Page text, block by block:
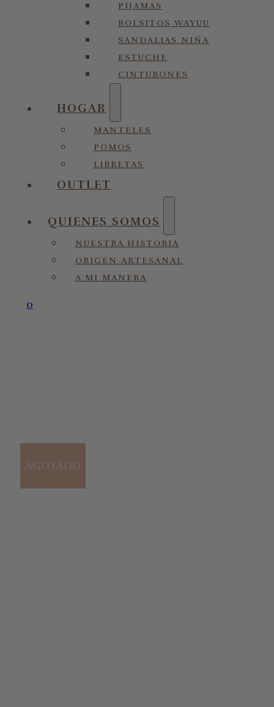
PIJAMAS
BOLSITOS WAYUU
SANDALIAS NIÑA
ESTUCHE
CINTURONES
HOGAR
MANTELES
POMOS
LIBRETAS
OUTLET
QUIENES SOMOS
NUESTRA HISTORIA
ORIGEN ARTESANAL
A MI MANERA
0
AGOTADO